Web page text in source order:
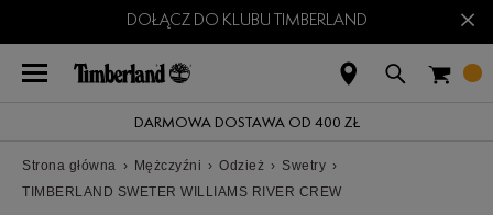
DOŁĄCZ DO KLUBU TIMBERLAND ×
DARMOWA DOSTAWA OD 400 ZŁ
Strona główna › Mężczyźni › Odzież › Swetry ›
TIMBERLAND SWETER WILLIAMS RIVER CREW